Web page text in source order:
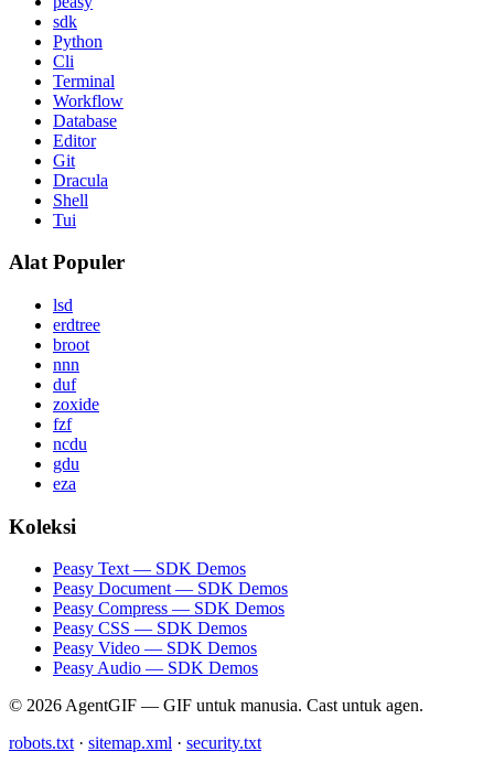
sdk
Python
Cli
Terminal
Workflow
Database
Editor
Git
Dracula
Shell
Tui
Alat Populer
lsd
erdtree
broot
nnn
duf
zoxide
fzf
ncdu
gdu
eza
Koleksi
Peasy Text — SDK Demos
Peasy Document — SDK Demos
Peasy Compress — SDK Demos
Peasy CSS — SDK Demos
Peasy Video — SDK Demos
Peasy Audio — SDK Demos
© 2026 AgentGIF — GIF untuk manusia. Cast untuk agen.
robots.txt · sitemap.xml · security.txt